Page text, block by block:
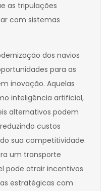
as tripulações
com sistemas
dos navios
para as
inovação. Aquelas
inteligência artificial,
alternativos podem
custos
sua competitividade.
um transporte
pode atrair incentivos
estratégicas com